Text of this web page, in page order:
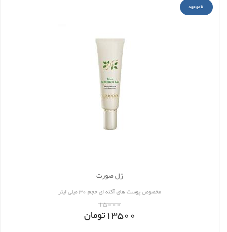
ناموجود
ژل صورت
مخصوص پوست های آکنه ای حجم 30 میلی لیتر
15000
13500تومان